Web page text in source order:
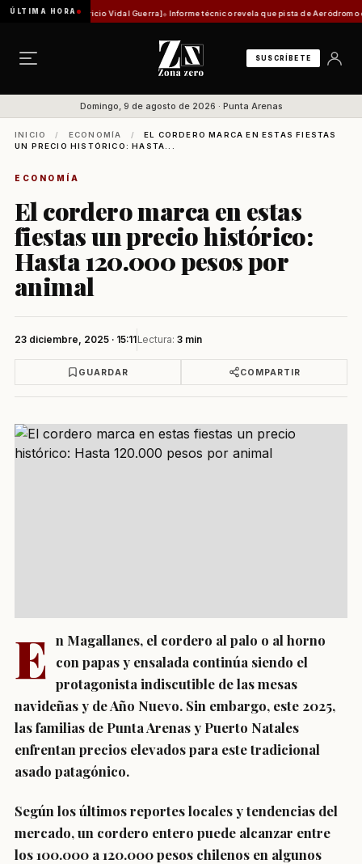
ÚLTIMA HORA
[Por Mauricio Vidal Guerra] Informe técnico revela que pista de Aeródromo de
SUSCRÍBETE
Domingo, 9 de agosto de 2026 · Punta Arenas
INICIO / ECONOMÍA /
EL CORDERO MARCA EN ESTAS FIESTAS
UN PRECIO HISTÓRICO: HASTA...
ECONOMÍA
El cordero marca en estas
fiestas un precio histórico:
Hasta 120.000 pesos por
animal
23 diciembre, 2025 · 15:11Lectura: 3 min
GUARDAR COMPARTIR
E n Magallanes, el cordero al palo o al horno
con papas y ensalada continúa siendo el
protagonista indiscutible de las mesas
navideñas y de Año Nuevo. Sin embargo, este 2025,
las familias de Punta Arenas y Puerto Natales
enfrentan precios elevados para este tradicional
asado patagónico.
Según los últimos reportes locales y tendencias del
mercado, un cordero entero puede alcanzar entre
los100.000 a 120.000 pesos chilenos en algunos